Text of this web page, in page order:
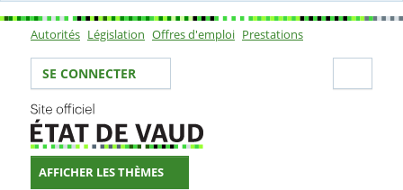
Sous-navigation
Autorités Législation Offres d'emploi Prestations
Votre identité
SE CONNECTER
AFFICHER LES THÈMES